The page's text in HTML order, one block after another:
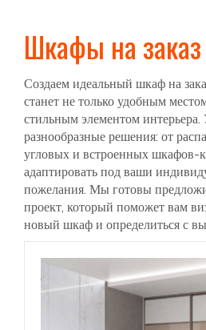
Шкафы на
Создаем идеальный шкаф на
станет не только удобным
стильным элементом
разнообразные решения: от
угловых и встроенных шкафов-
адаптировать под ваши
пожелания. Мы готовы
проект, который поможет вам
новый шкаф и определиться с